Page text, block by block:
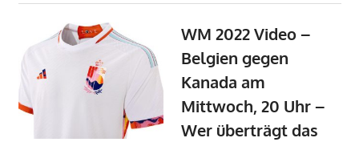
WM 2022 Video –
Belgien gegen
Kanada am
Mittwoch, 20 Uhr –
Wer überträgt das